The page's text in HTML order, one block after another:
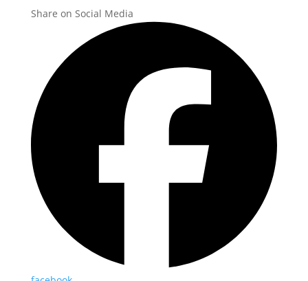
Share on Social Media